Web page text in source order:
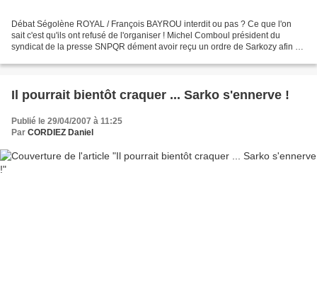
Débat Ségolène ROYAL / François BAYROU interdit ou pas ? Ce que l'on
sait c'est qu'ils ont refusé de l'organiser ! Michel Comboul président du
syndicat de la presse SNPQR dément avoir reçu un ordre de Sarkozy afin de
Il pourrait bientôt craquer ... Sarko s'ennerve !
Publié le 29/04/2007 à 11:25
Par CORDIEZ Daniel